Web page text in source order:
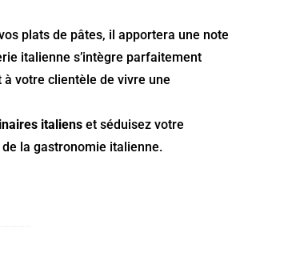
plats de pâtes, il apportera une note
italienne s’intègre parfaitement
votre clientèle de vivre une
italiens et séduisez votre
la gastronomie italienne.